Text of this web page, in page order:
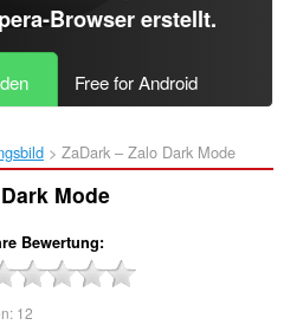
Browsererstellt.
Free for Android
ZaDark – Zalo Dark Mode‎
Mode
Bewertung
12